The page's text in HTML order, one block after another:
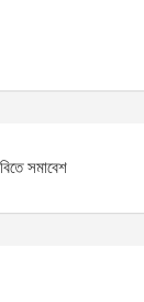
সমাবেশ